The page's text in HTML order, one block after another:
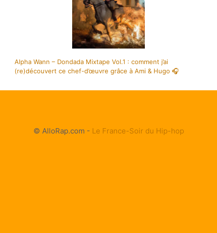
Alpha Wann – Dondada Mixtape Vol.1 : comment j’ai
(re)découvert ce chef-d’œuvre grâce à Ami & Hugo 🎧
© AlloRap.com - Le France-Soir du Hip-hop